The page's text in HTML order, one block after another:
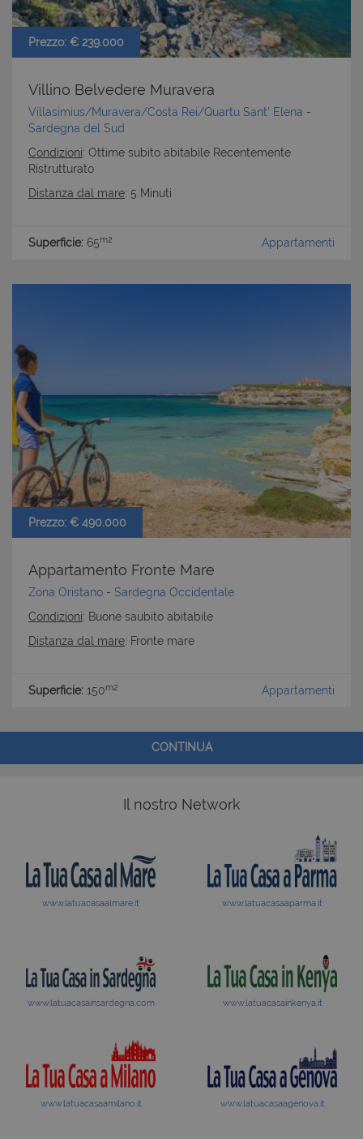
Prezzo: € 239.000
Villino Belvedere Muravera
Villasimius/Muravera/Costa Rei/Quartu Sant' Elena -
Sardegna del Sud
Condizioni: Ottime subito abitabile Recentemente
Ristrutturato
Distanza dal mare: 5 Minuti
Superficie: 65m2 Appartamenti
Prezzo: € 490.000
Appartamento Fronte Mare
Zona Oristano - Sardegna Occidentale
Condizioni: Buone saubito abitabile
Distanza dal mare: Fronte mare
Superficie: 150m2 Appartamenti
CONTINUA
Il nostro Network
www.latuacasaalmare.it www.latuacasaaparma.it
www.latuacasainsardegna.com www.latuacasainkenya.it
www.latuacasaamilano.it www.latuacasaagenova.it
cookie strettamente necessari.
Nome
Provider/Dominio
Scadenza
PHP.net
Sessione
CookieScript
www.latuacasainsardegna.com
6 mesi 5
giorni